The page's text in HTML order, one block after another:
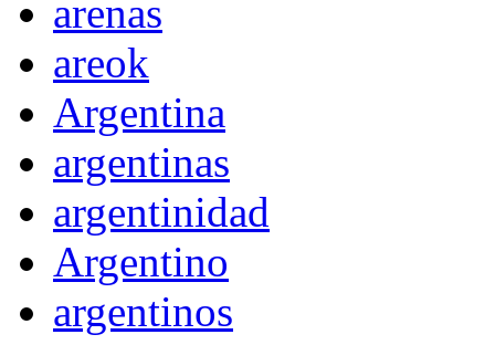
arenas
areok
Argentina
argentinas
argentinidad
Argentino
argentinos